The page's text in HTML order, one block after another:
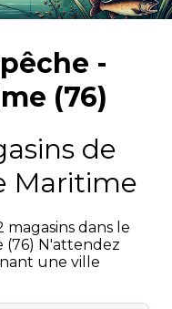
-
(76)
de
Maritime
magasins dans le
(76) N'attendez
une ville